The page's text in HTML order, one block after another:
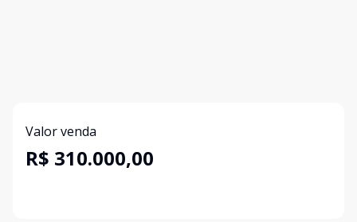
Valor venda
R$ 310.000,00